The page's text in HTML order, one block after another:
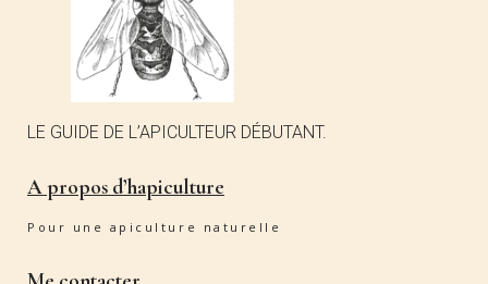
LE GUIDE DE L’APICULTEUR DÉBUTANT.
A propos d’hapiculture
Pour une apiculture naturelle